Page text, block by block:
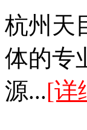
杭州天
体的专
源...[详